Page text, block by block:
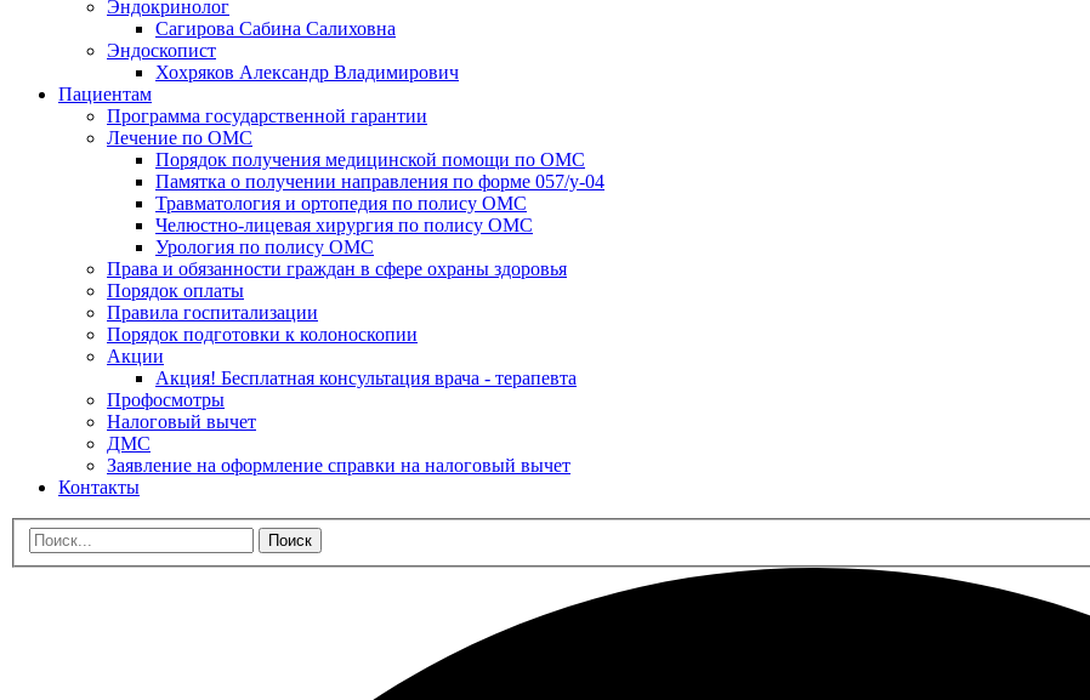
Эндокринолог
Сагирова Сабина Салиховна
Эндоскопист
Хохряков Александр Владимирович
Пациентам
Программа государственной гарантии
Лечение по ОМС
Порядок получения медицинской помощи по ОМС
Памятка о получении направления по форме 057/у-04
Травматология и ортопедия по полису ОМС
Челюстно-лицевая хирургия по полису ОМС
Урология по полису ОМС
Права и обязанности граждан в сфере охраны здоровья
Порядок оплаты
Правила госпитализации
Порядок подготовки к колоноскопии
Акции
Акция! Бесплатная консультация врача - терапевта
Профосмотры
Налоговый вычет
ДМС
Заявление на оформление справки на налоговый вычет
Контакты